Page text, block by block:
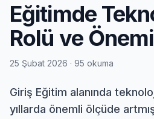
Eğitimde
Rolü ve Önemi
25 Şubat 2026 · 95 okuma
Giriş Eğitim alanında
yıllarda önemli ölçüde